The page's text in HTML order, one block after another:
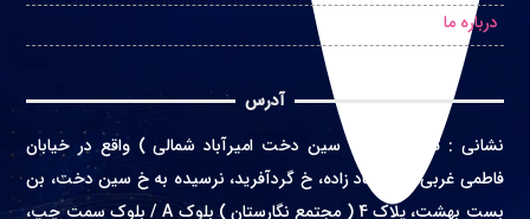
درباره ما
آدرس
نشانی :تهران ( محله سین دخت امیرآباد شمالی ) واقع در خیابان
فاطمی غربی، خ اعتماد زاده، خ گردآفرید، نرسیده به خ سین دخت، بن
بست بهشت، پلاک 4 ( مجتمع نگارستان ) بلوک A / بلوک سمت چپ،